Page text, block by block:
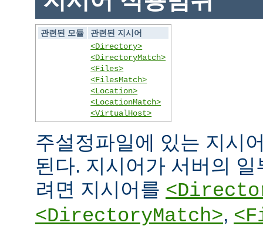
관련된 모듈
관련된 지시어
<Directory>
<DirectoryMatch>
<Files>
<FilesMatch>
<Location>
<LocationMatch>
<VirtualHost>
주설정파일에 있는 지시
된다. 지시어가 서버의
려면 지시어를
<DirectoryMatch>,